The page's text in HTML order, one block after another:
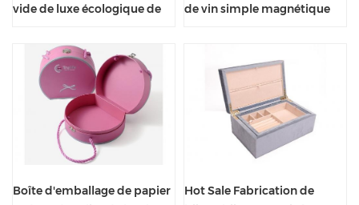
vide de luxe écologique de
de vin simple magnétique
Boîte d'emballage de papier
Hot Sale Fabrication de